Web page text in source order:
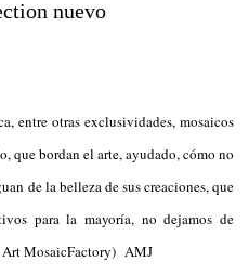
entre otras exclusividades, mosaicos
que bordan el arte, ayudado, cómo no
de la belleza de sus creaciones, que
para la mayoría, no dejamos de
Art MosaicFactory) AMJ